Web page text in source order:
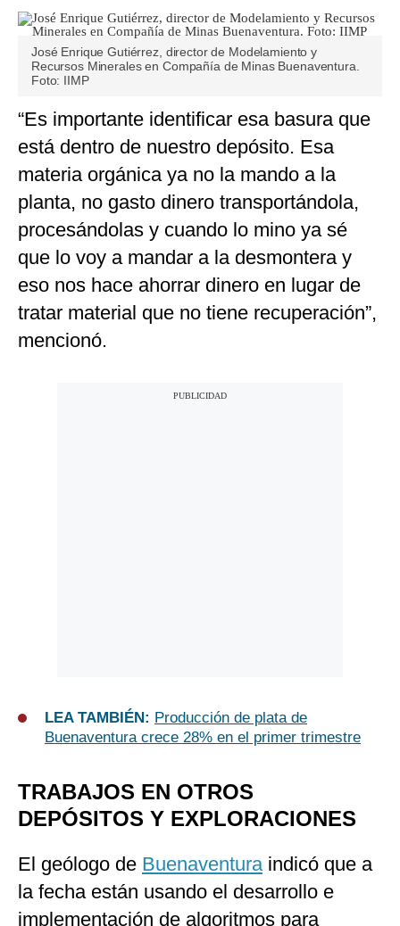
José Enrique Gutiérrez, director de Modelamiento y
Recursos Minerales en Compañía de Minas Buenaventura.
Foto: IIMP
“Es importante identificar esa basura que
está dentro de nuestro depósito. Esa
materia orgánica ya no la mando a la
planta, no gasto dinero transportándola,
procesándolas y cuando lo mino ya sé
que lo voy a mandar a la desmontera y
eso nos hace ahorrar dinero en lugar de
tratar material que no tiene recuperación”,
mencionó.
LEA TAMBIÉN: Producción de plata de
Buenaventura crece 28% en el primer trimestre
TRABAJOS EN OTROS
DEPÓSITOS Y EXPLORACIONES
El geólogo de Buenaventuraindicó que a
la fecha están usando el desarrollo e
implementación de algoritmos para